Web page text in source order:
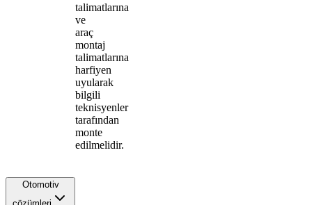
talimatlarına
ve
araç
montaj
talimatlarına
harfiyen
uyularak
bilgili
teknisyenler
tarafından
monte
edilmelidir.
Otomotiv